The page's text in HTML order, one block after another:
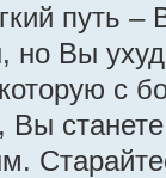
путь –
но Вы
с